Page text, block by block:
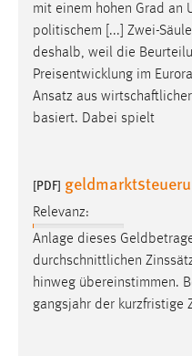
mit einem hohen Grad an
politischem [...] Zwei-
deshalb, weil die
Preisentwicklung im
Ansatz aus
basiert. Dabei spielt
[PDF]
Relevanz:
Anlage dieses
durchschnittlichen
hinweg übereinstimmen.
gangsjahr der kurzfristige